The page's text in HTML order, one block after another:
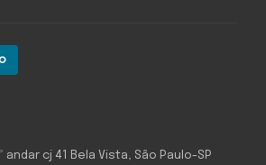
andar cj 41 Bela Vista, São Paulo-SP